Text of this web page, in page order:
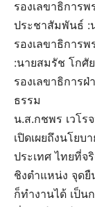
รองเลขาธิการ
ประชาสัมพันธ์ :
รองเลขาธิการ
:นายสมรัช โกศั
รองเลขาธิการ
ธรรม
น.ส.กชพร เวโร
เปิดเผยถึงนโย
ประเทศ ไทยที่จ
ชิงตำแหน่ง จุด
ก็ทำงานได้ เป็น